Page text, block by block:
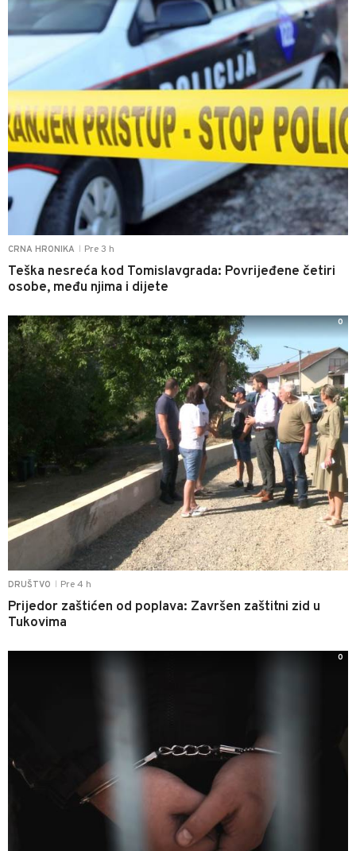
CRNA HRONIKA Pre 3 h
Teška nesreća kod Tomislavgrada: Povrijeđene četiri
osobe, među njima i dijete
DRUŠTVO Pre 4 h
Prijedor zaštićen od poplava: Završen zaštitni zid u
Tukovima
0
0